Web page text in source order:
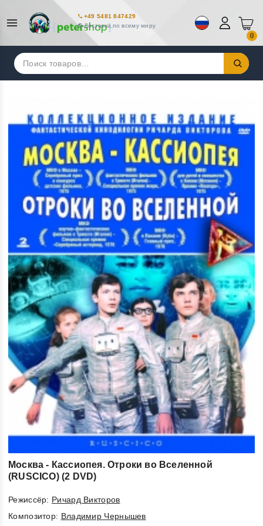
+49 5481 847429
Доставка по всему миру
0
Искать:
Москва - Кассиопея. Отроки во Вселенной
(RUSCICO) (2 DVD)
Режиссёр: Ричард Викторов
Композитор: Владимир Чернышев